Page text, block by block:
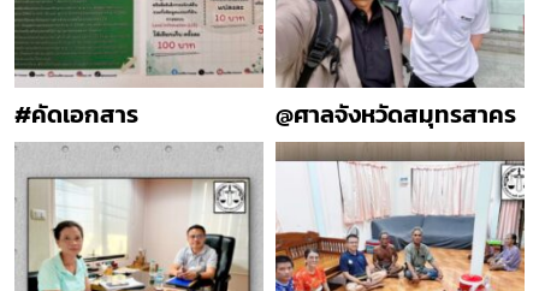
#คัดเอกสาร @ศาลจังหวัดสมุทรสาคร